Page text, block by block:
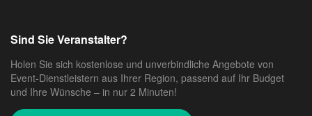
Sind Sie Veranstalter?
Holen Sie sich kostenlose und unverbindliche Angebote von
Event-Dienstleistern aus Ihrer Region, passend auf Ihr Budget
und Ihre Wünsche – in nur 2 Minuten!